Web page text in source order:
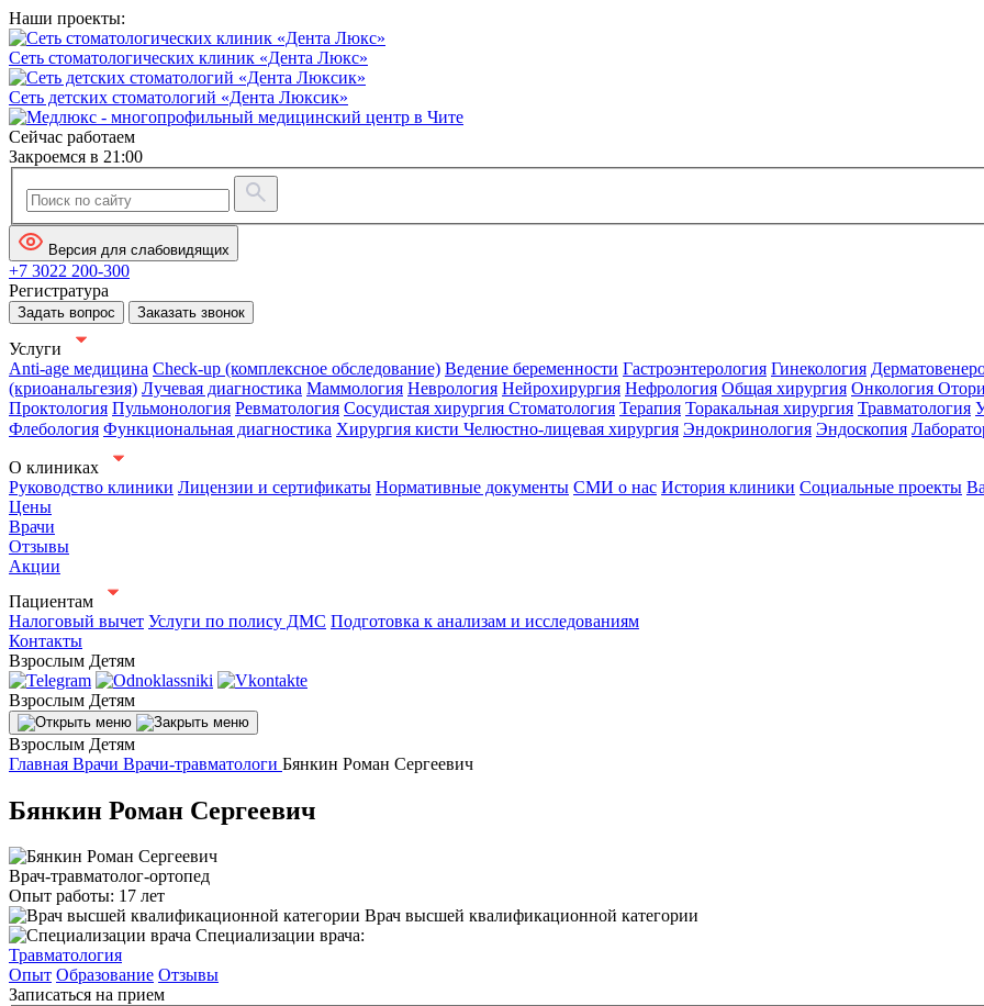
Наши проекты:
Сеть стоматологических клиник «Дента Люкс»
Сеть детских стоматологий «Дента Люксик»
Сейчас работаем
Закроемся в 21:00
Версия для слабовидящих
+7 3022 200-300
Регистратура
Задать вопрос Заказать звонок
Услуги
Anti-age медицина Check-up (комплексное обследование) Ведение беременности Гастроэнтерология Гинекология
(криоанальгезия) Лучевая диагностика Маммология Неврология Нейрохирургия Нефрология Общая хирургия Онкология
Проктология Пульмонология Ревматология Сосудистая хирургия Стоматология Терапия Торакальная хирургия Травматология
Флебология Функциональная диагностика Хирургия кисти Челюстно-лицевая хирургия Эндокринология Эндоскопия
О клиниках
Руководство клиники Лицензии и сертификаты Нормативные документы СМИ о нас История клиники Социальные проекты
Цены
Врачи
Отзывы
Акции
Пациентам
Налоговый вычет Услуги по полису ДМС Подготовка к анализам и исследованиям
Контакты
Взрослым Детям
Взрослым Детям
Взрослым Детям
Главная Врачи Врачи-травматологи Бянкин Роман Сергеевич
Бянкин Роман Сергеевич
Врач-травматолог-ортопед
Опыт работы: 17 лет
Врач высшей квалификационной категории
Специализации врача:
Травматология
Опыт Образование Отзывы
Записаться на прием